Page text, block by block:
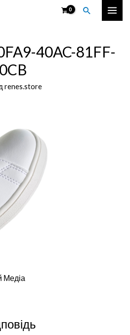
Пошук
Main
40AC-81FF-
renes.store
Медіа